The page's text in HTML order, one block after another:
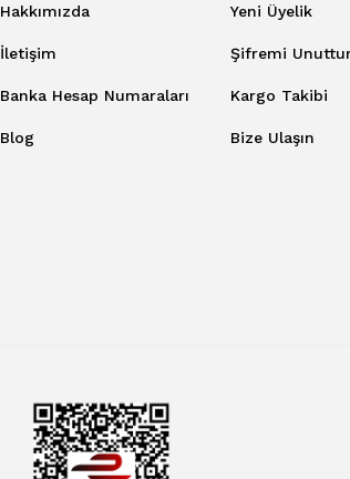
Hakkımızda
İletişim
Banka Hesap Numaraları
Blog
Yeni Üyelik
Şifremi
Kargo Takibi
Bize Ulaşın